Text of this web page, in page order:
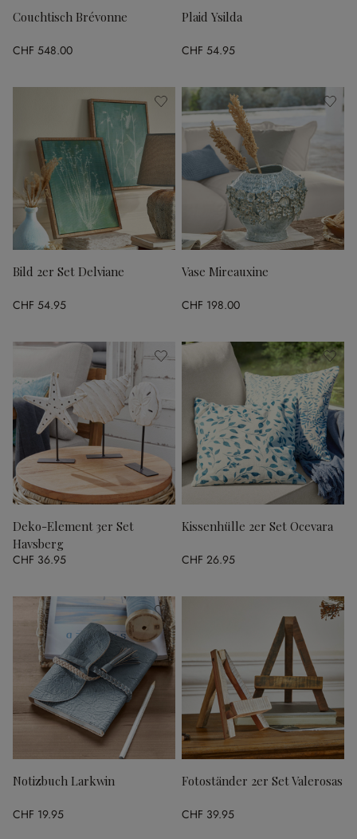
Couchtisch Brévonne
CHF 548.00
Plaid Ysilda
CHF 54.95
Bild 2er Set Delviane
CHF 54.95
Vase Mireauxine
CHF 198.00
Deko-Element 3er Set
Havsberg
CHF 36.95
Kissenhülle 2er Set Ocevara
CHF 26.95
Notizbuch Larkwin
CHF 19.95
Fotoständer 2er Set Valerosas
CHF 39.95